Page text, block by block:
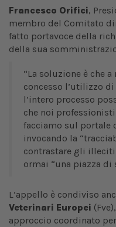
Francesco Orifici,
membro del Comitato
fatto portavoce della
della sua
“La soluzione è che
concesso l’utilizzo
l’intero processo
che noi
facciamo sul portale
invocando la
contrastare gli illeciti
ormai “una piazza di
L’appello è condiviso
Veterinari Europei
approccio coordinato